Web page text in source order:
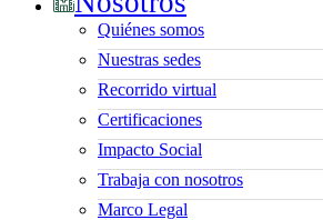
Quiénes somos
Nuestras sedes
Recorrido virtual
Certificaciones
Impacto Social
Trabaja con nosotros
Marco Legal